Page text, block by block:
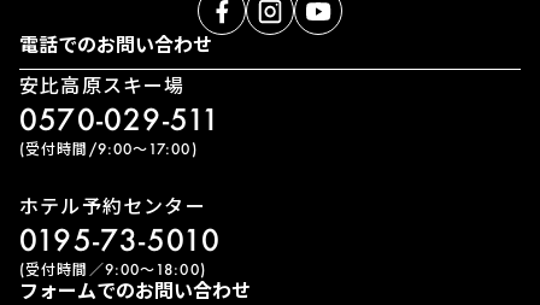
電話でのお問い合わせ
安比高原スキー場
0570-029-511
(受付時間/9:00〜17:00)
ホテル予約センター
0195-73-5010
(受付時間／9:00〜18:00)
フォームでのお問い合わせ